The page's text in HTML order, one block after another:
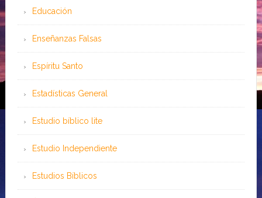
Educación
Enseñanzas Falsas
Espíritu Santo
Estadísticas General
Estudio bíblico lite
Estudio Independiente
Estudios Bíblicos